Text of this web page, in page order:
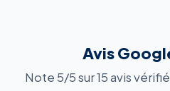
Avis
Note 5/5 sur 15 avis